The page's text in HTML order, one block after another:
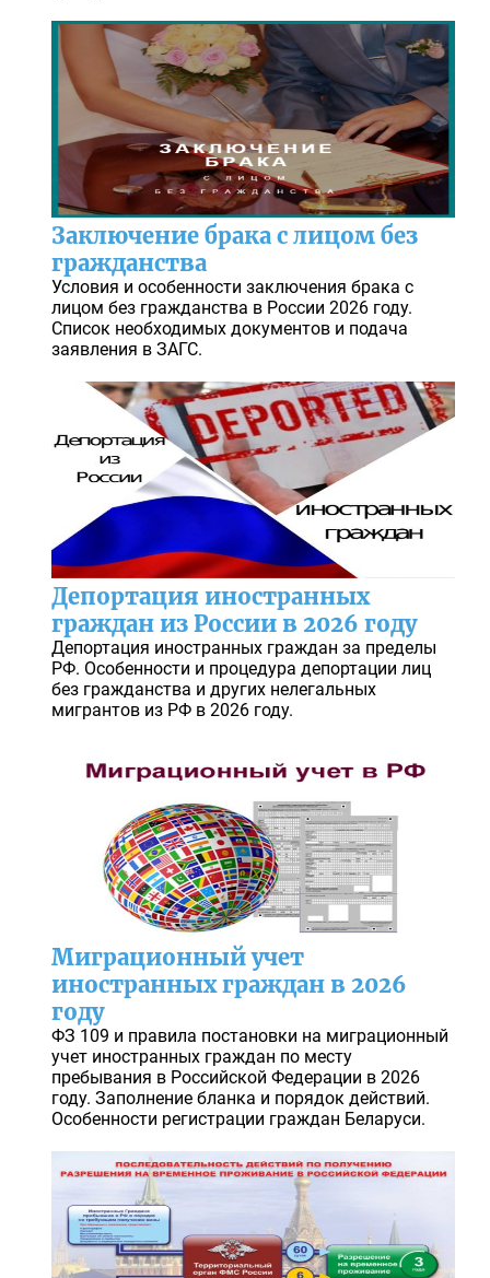
Заключение брака с лицом без
гражданства
Условия и особенности заключения брака с
лицом без гражданства в России 2026 году.
Список необходимых документов и подача
заявления в ЗАГС.
Депортация иностранных
граждан из России в 2026 году
Депортация иностранных граждан за пределы
РФ. Особенности и процедура депортации лиц
без гражданства и других нелегальных
мигрантов из РФ в 2026 году.
Миграционный учет
иностранных граждан в 2026
году
ФЗ 109 и правила постановки на миграционный
учет иностранных граждан по месту
пребывания в Российской Федерации в 2026
году. Заполнение бланка и порядок действий.
Особенности регистрации граждан Беларуси.